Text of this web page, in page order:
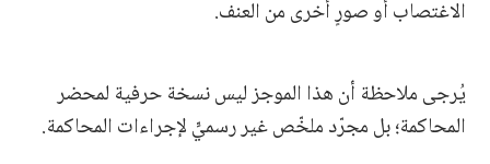
الاغتصاب أو صورٍ أخرى من العنف.
يُرجى ملاحظة أن هذا الموجز ليس نسخة حرفية لمحضر
المحاكمة؛ بل مجرّد ملخّص غير رسميٍّ لإجراءات المحاكمة.